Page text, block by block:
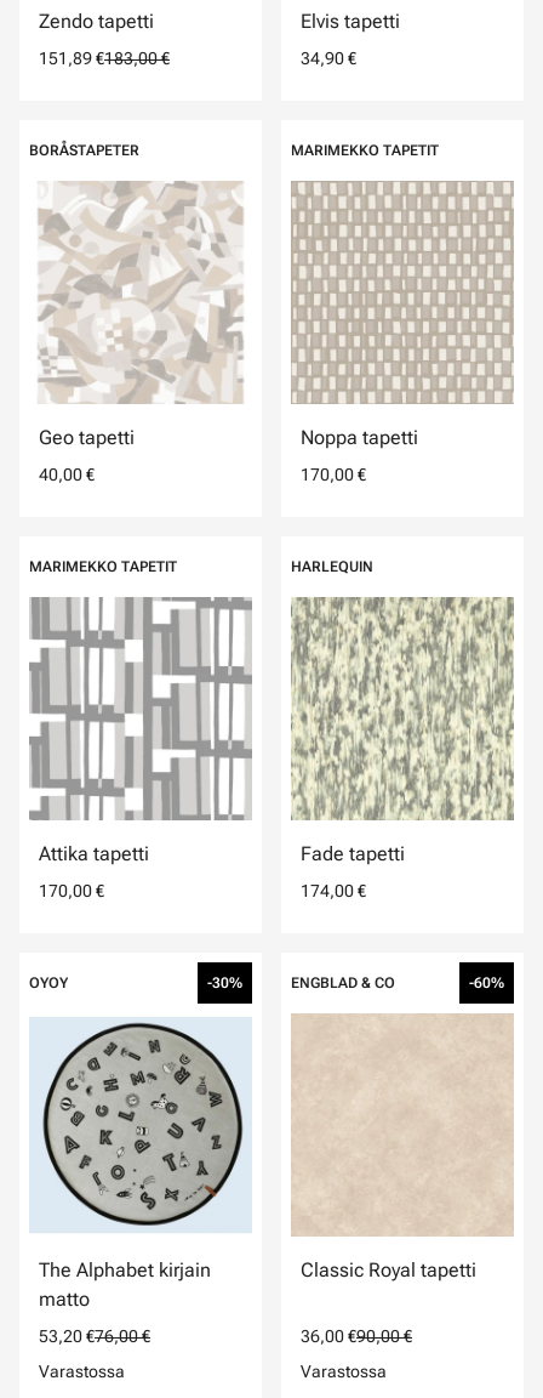
Zendo tapetti
151,89 €183,00 €
Elvis tapetti
34,90 €
BORÅSTAPETER
Geo tapetti
40,00 €
MARIMEKKO TAPETIT
Noppa tapetti
170,00 €
MARIMEKKO TAPETIT
Attika tapetti
170,00 €
HARLEQUIN
Fade tapetti
174,00 €
OYOY -30%
The Alphabet kirjain
matto
53,20 €76,00 €
Varastossa
ENGBLAD & CO -60%
Classic Royal tapetti
36,00 €90,00 €
Varastossa